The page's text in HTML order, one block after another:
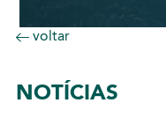
voltar
NOTÍCIAS